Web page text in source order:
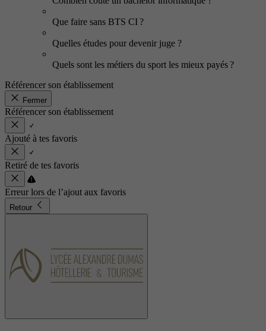
Que faire sans BTS CI ?
Quelles études pour devenir juge ?
Quels sont les métiers du sport les mieux payés ?
Référencer son établissement
Fermer
Référencer son établissement
Ajouté à tes favoris
Retiré de tes favoris
Erreur lors de l’ajout aux favoris
Retour